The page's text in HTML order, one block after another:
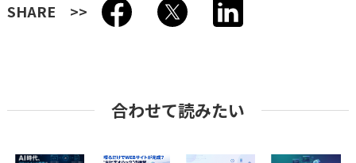
SHARE
合わせて読みたい